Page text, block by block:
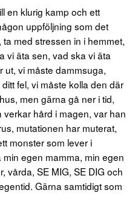
en klurig kamp och ett
uppföljning som det
med stressen in i hemmet,
vi äta sen, vad ska vi äta
ut, vi måste dammsuga,
fel, vi måste kolla den där
men gärna gå ner i tid,
hård i magen, var han
mutationen har muterat,
monster som lever i
egen mamma, min egen
vårda, SE MIG, SE DIG och
Gärna samtidigt som